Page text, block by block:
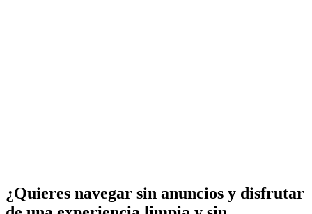
¿Quieres navegar sin anuncios y disfrutar